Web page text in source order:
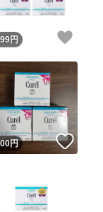
！
円
！
円